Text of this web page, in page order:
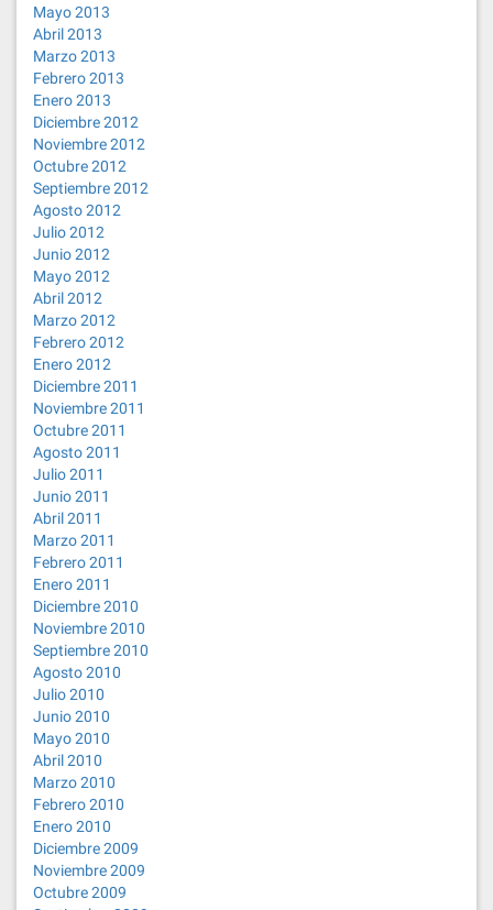
Mayo 2013
Abril 2013
Marzo 2013
Febrero 2013
Enero 2013
Diciembre 2012
Noviembre 2012
Octubre 2012
Septiembre 2012
Agosto 2012
Julio 2012
Junio 2012
Mayo 2012
Abril 2012
Marzo 2012
Febrero 2012
Enero 2012
Diciembre 2011
Noviembre 2011
Octubre 2011
Agosto 2011
Julio 2011
Junio 2011
Abril 2011
Marzo 2011
Febrero 2011
Enero 2011
Diciembre 2010
Noviembre 2010
Septiembre 2010
Agosto 2010
Julio 2010
Junio 2010
Mayo 2010
Abril 2010
Marzo 2010
Febrero 2010
Enero 2010
Diciembre 2009
Noviembre 2009
Octubre 2009